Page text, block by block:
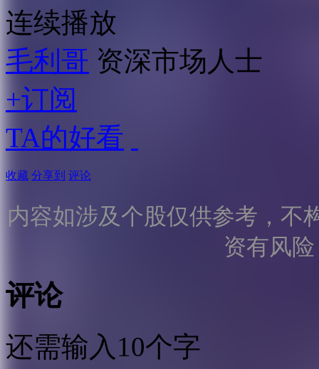
连续播放
毛利哥 资深市场人士
+订阅
TA的好看
收藏 分享到 评论
内容如涉及个股仅供参考，不
资有风
评论
还需输入10个字